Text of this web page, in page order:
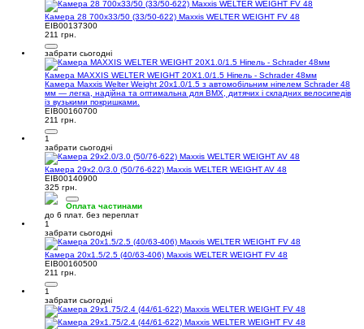
Камера 28 700x33/50 (33/50-622) Maxxis WELTER WEIGHT FV 48
EIB00137300
211 грн.
забрати сьогодні
Камера MAXXIS WELTER WEIGHT 20X1.0/1.5 Ніпель - Schrader 48мм
Камера Maxxis Welter Weight 20x1.0/1.5 з автомобільним ніпелем Schrader 48
мм — легка, надійна та оптимальна для BMX, дитячих і складних велосипедів
із вузькими покришками.
EIB00160700
211 грн.
1
забрати сьогодні
Камера 29x2.0/3.0 (50/76-622) Maxxis WELTER WEIGHT AV 48
EIB00140900
325 грн.
Оплата частинами
до 6 плат. без переплат
1
забрати сьогодні
Камера 20x1.5/2.5 (40/63-406) Maxxis WELTER WEIGHT FV 48
EIB00160500
211 грн.
1
забрати сьогодні